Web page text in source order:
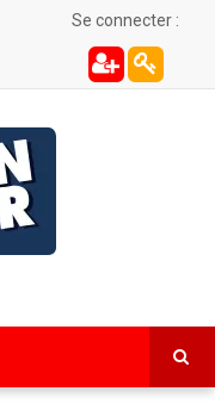
Se connecter :